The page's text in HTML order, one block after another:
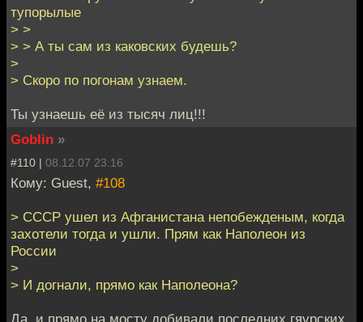
тупорылые
> >
> > А ты сам из каковских будешь?
>
> Скоро по погонам узнаем.
Ты узнаешь её из тысяч лиц!!!
Goblin »
#110 | 08.12.07 23:16
Кому: Guest, #108
> СССР ушел из Афганистана непобежденым, когда
захотели тогда и ушли. Прям как Наполеон из
России
>
> И догнали, прямо как Наполеона?
Да, и прямо на мосту добивали последних гяурских